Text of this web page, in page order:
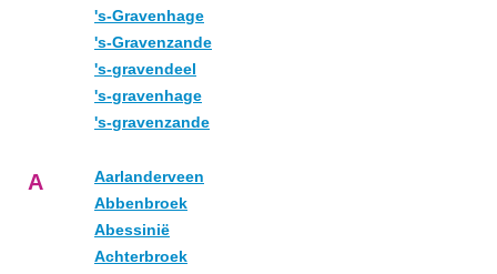
's-Gravenhage
's-Gravenzande
's-gravendeel
's-gravenhage
's-gravenzande
A
Aarlanderveen
Abbenbroek
Abessinië
Achterbroek